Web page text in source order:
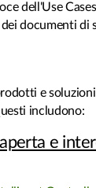
dell'Use
documenti di
e
includono:
e